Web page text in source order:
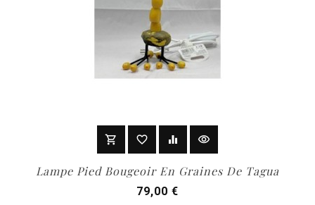
shopping_cart Add To Cart
favorite_border equalizer visibility
Lampe Pied Bougeoir En Graines De Tagua
79,00 €